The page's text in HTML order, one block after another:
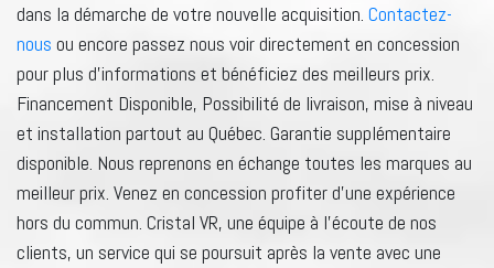
dans la démarche de votre nouvelle acquisition. Contactez-
nous ou encore passez nous voir directement en concession
pour plus d’informations et bénéficiez des meilleurs prix.
Financement Disponible, Possibilité de livraison, mise à niveau
et installation partout au Québec. Garantie supplémentaire
disponible. Nous reprenons en échange toutes les marques au
meilleur prix. Venez en concession profiter d’une expérience
hors du commun. Cristal VR, une équipe à l’écoute de nos
clients, un service qui se poursuit après la vente avec une